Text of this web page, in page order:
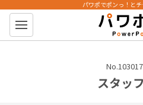
パワポン
パワポでポンっ！と
スタッ